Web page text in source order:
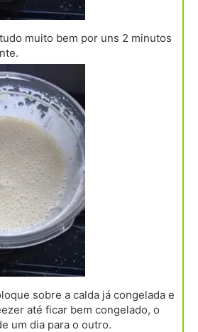
muito bem por uns 2 minutos
sobre a calda já congelada e
até ficar bem congelado, o
um dia para o outro.